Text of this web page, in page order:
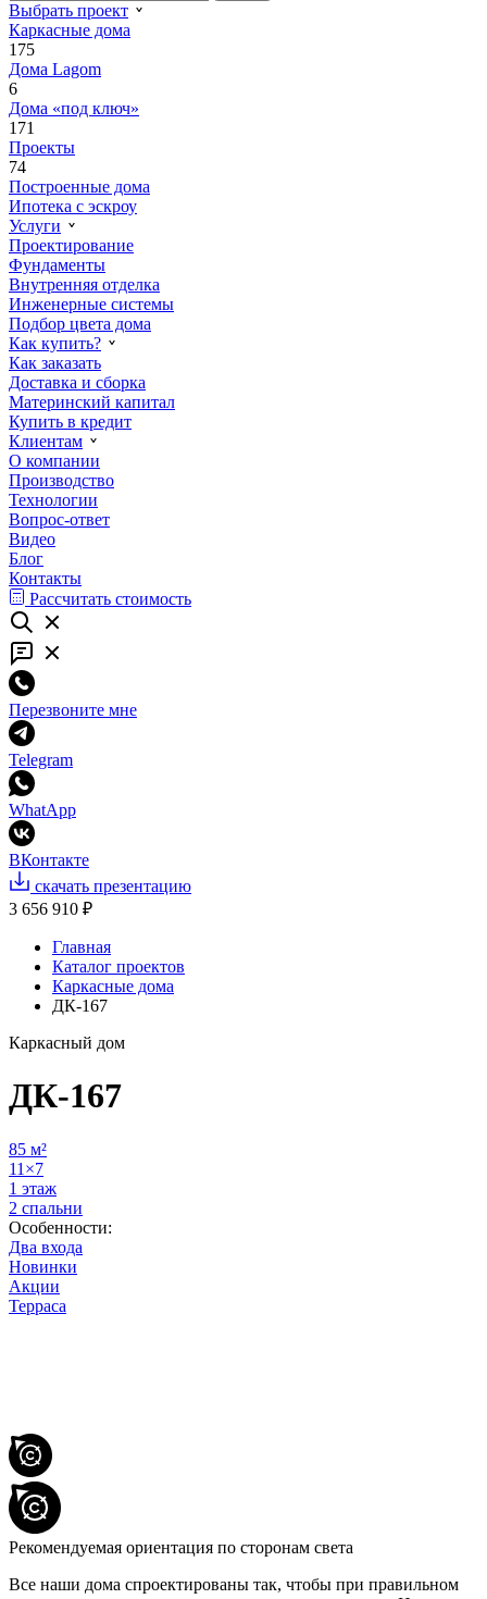
Выбрать проект
Каркасные дома
175
Дома Lagom
6
Дома «под ключ»
171
Проекты
74
Построенные дома
Ипотека с эскроу
Услуги
Проектирование
Фундаменты
Внутренняя отделка
Инженерные системы
Подбор цвета дома
Как купить?
Как заказать
Доставка и сборка
Материнский капитал
Купить в кредит
Клиентам
О компании
Производство
Технологии
Вопрос-ответ
Видео
Блог
Контакты
Рассчитать стоимость
Перезвоните мне
Telegram
WhatApp
ВКонтакте
скачать презентацию
3 656 910 ₽
Главная
Каталог проектов
Каркасные дома
ДК-167
Каркасный дом
ДК-167
85 м²
11×7
1 этаж
2 спальни
Особенности:
Два входа
Новинки
Акции
Терраса
Рекомендуемая ориентация по сторонам света
Все наши дома спроектированы так, чтобы при правильном